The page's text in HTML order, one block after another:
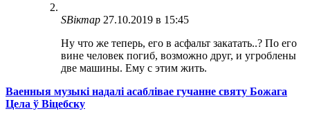
SВіктар 27.10.2019 в 15:45
Ну что же теперь, его в асфальт закатать..? По его
вине человек погиб, возможно друг, и угроблены
две машины. Ему с этим жить.
Ваенныя музыкі надалі асаблівае гучанне святу Божага
Цела ў Віцебску